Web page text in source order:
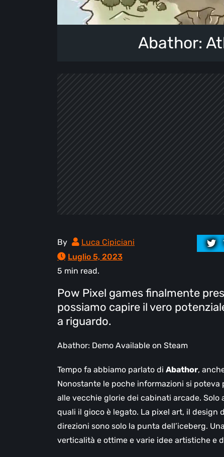
Abathor:
By
Luca Cipiciani
Luglio 5, 2023
5 min read.
Pow Pixel games finalmente
possiamo capire il vero
a riguardo.
Abathor: Demo Available on Steam
Tempo fa abbiamo parlato di Abathor,
Nonostante le poche informazioni si
alle vecchie glorie dei cabinati arcade.
quali il gioco è legato. La pixel art, il design
direzioni sono solo la punta dell’iceberg.
verticalità e ottime e varie idee artistiche e